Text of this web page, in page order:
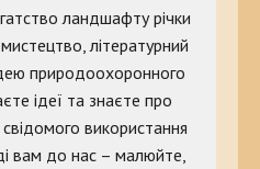
ландшафту річки
літературний
природоохоронного
ідеї та знаєте про
використання
вам до нас – малюйте,